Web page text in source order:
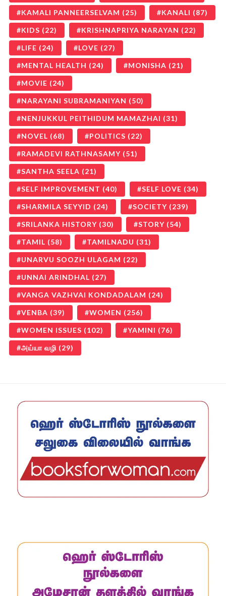
KAMALI PANNEERSELVAM (25) KANALI (87)
KIDS (22) KRISHNAPRIYA NARAYAN (22)
LIFE (24) LOVE (27)
MENTAL HEALTH (24) MONISHA (21)
MOVIE (24)
NARAYANI SUBRAMANIYAN (50)
NENJUKKUL PEITHIDUM MAMAZHAI (31)
NOVEL (68) POLITICS (22)
RAMADEVI RATHNASAMY (51)
SANTHA SEELA (21)
SELF IMPROVEMENT (40) SELF LOVE (34)
SHARMILA SEYYID (24) SOCIETY (239)
SRILANKA HISTORY (30) STORY (54)
TAMIL (58) TAMILNADU (31)
UNARVU SOOZH ULAGAM (22)
UNNAI ARINDHAL (27)
VANGA VAZHVAI KONDADALAM (24)
VENBA (39) WOMEN (256)
WOMEN ISSUES (102) YAMINI (76)
அய்யா வழி (29)